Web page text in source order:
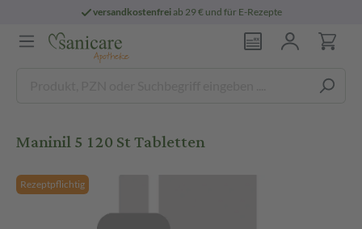
versandkostenfreiab 29 € und für E-Rezepte
Maninil 5 120 St Tabletten
Rezeptpflichtig